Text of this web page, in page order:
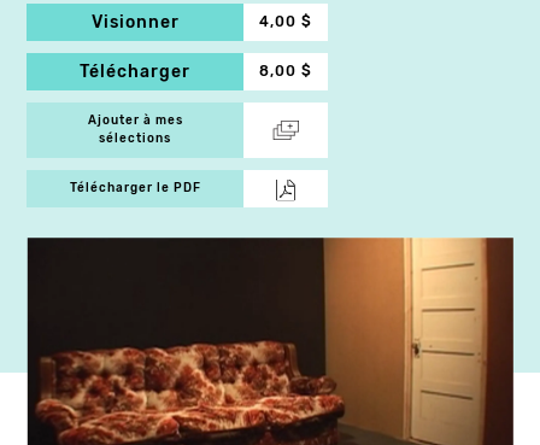
Visionner 4,00 $
Télécharger 8,00 $
Ajouter à mes
sélections
Télécharger le PDF